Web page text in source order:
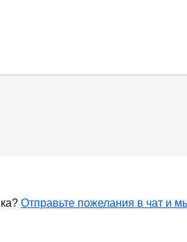
Отправьте пожелания в чат и